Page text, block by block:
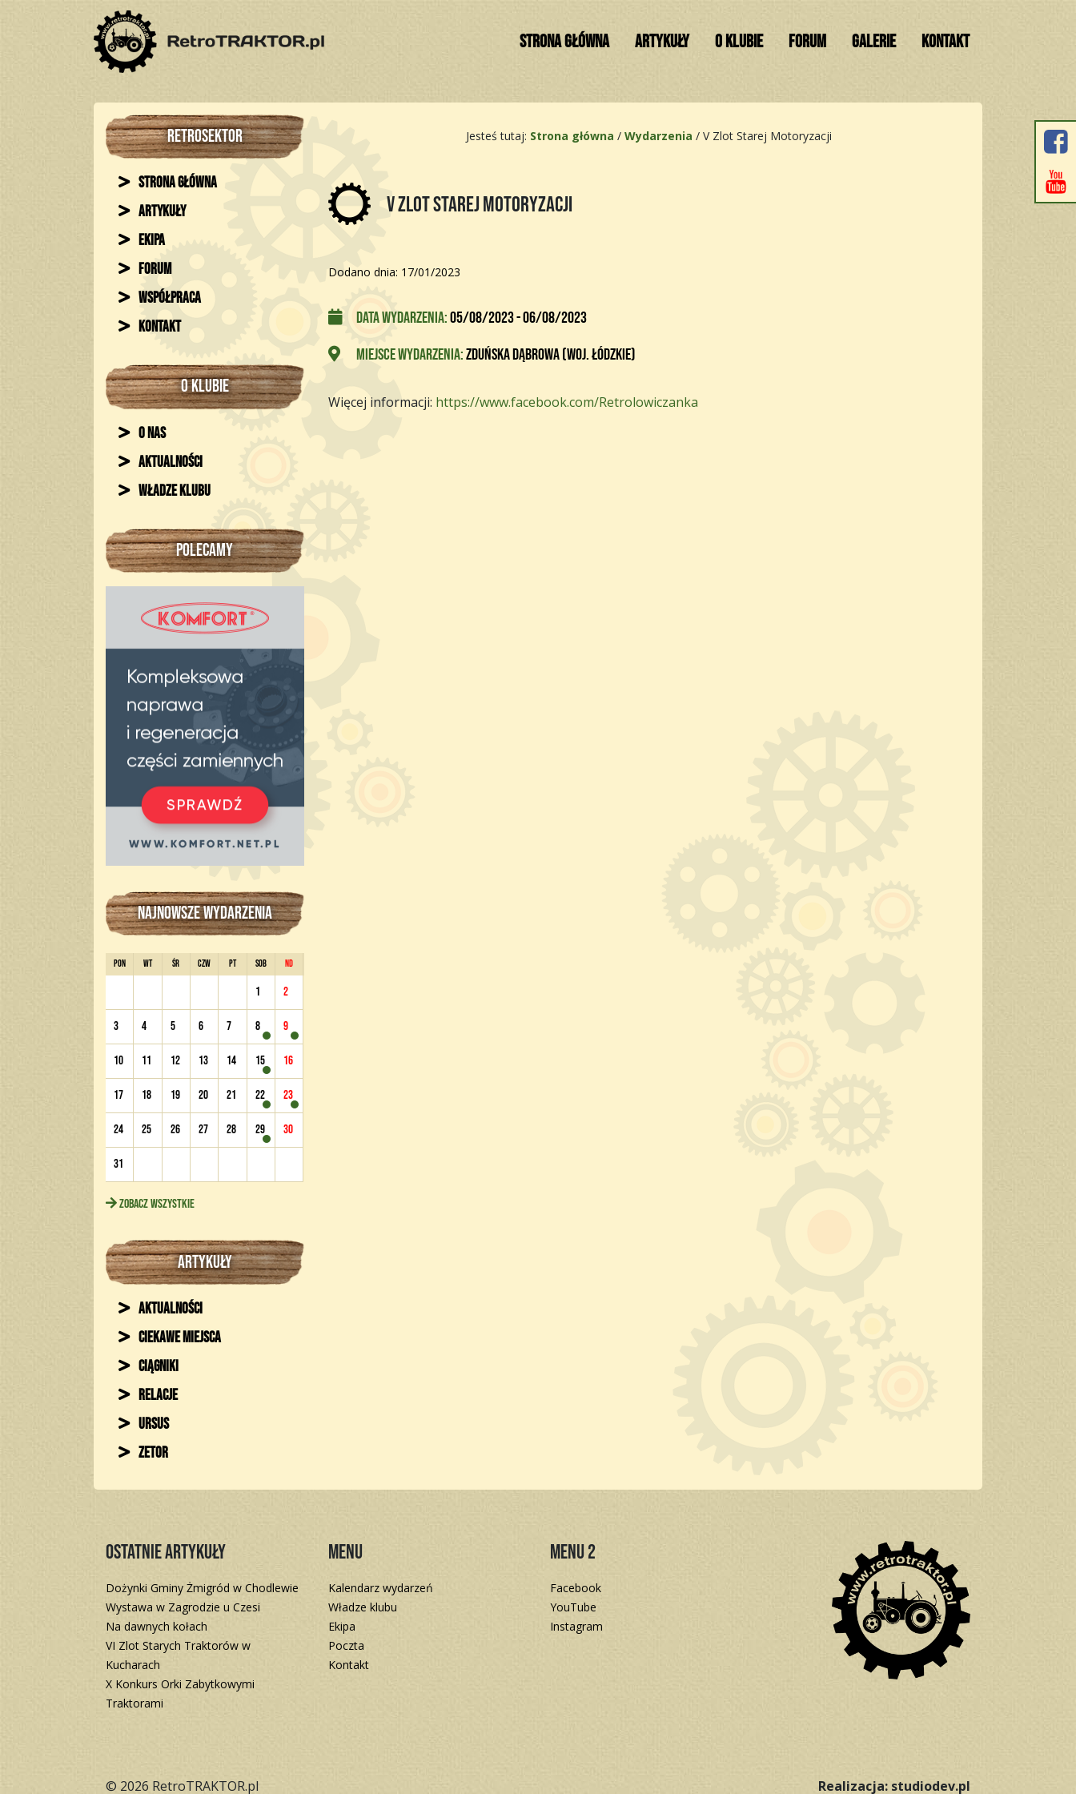
STRONA GŁÓWNA ARTYKUŁY O KLUBIE FORUM GALERIE KONTAKT
RETROSEKTOR
Strona główna
Artykuły
Ekipa
Forum
Współpraca
Kontakt
O KLUBIE
O nas
Aktualności
Władze klubu
POLECAMY
NAJNOWSZE WYDARZENIA
PON WT ŚR CZW PT SOB ND
1 2
3 4 5 6 7 8 9
10 11 12 13 14 15 16
17 18 19 20 21 22 23
24 25 26 27 28 29 30
31
Zobacz wszystkie
ARTYKUŁY
Aktualności
Ciekawe miejsca
Ciągniki
Relacje
Ursus
Zetor
Jesteś tutaj: Strona główna /Wydarzenia /V Zlot Starej Motoryzacji
V Zlot Starej Motoryzacji
Dodano dnia: 17/01/2023
Data wydarzenia:05/08/2023 - 06/08/2023
Miejsce wydarzenia:Zduńska Dąbrowa (woj. łódzkie)
Więcej informacji: https://www.facebook.com/Retrolowiczanka
Ostatnie artykuły
Dożynki Gminy Żmigród w Chodlewie
Wystawa w Zagrodzie u Czesi
Na dawnych kołach
VI Zlot Starych Traktorów w
Kucharach
X Konkurs Orki Zabytkowymi
Traktorami
Menu
Kalendarz wydarzeń
Władze klubu
Ekipa
Poczta
Kontakt
Menu 2
Facebook
YouTube
Instagram
© 2026 RetroTRAKTOR.pl Realizacja: studiodev.pl